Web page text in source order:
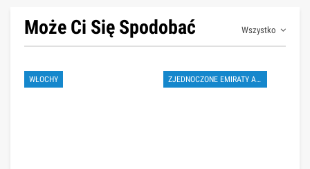
Wszystko
Może Ci Się Spodobać
WŁOCHY ZJEDNOCZONE EMIRATY ARABSKIE